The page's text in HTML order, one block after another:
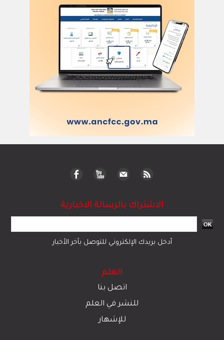
الاشتراك بالرسالة الاخبارية
أدخل بريدك الإلكتروني للتوصل بآخر الأخبار
العلم
اتصل بنا
للنشر في العلم
للإشهار